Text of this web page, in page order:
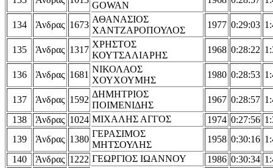
GOWAN
134 Άνδρας 1673
ΑΘΑΝΑΣΙΟΣ
ΧΑΝΤΖΑΡΟΠΟΥΛΟΣ
1977 0:29:03
135 Άνδρας 1317
ΧΡΗΣΤΟΣ
ΚΟΥΤΣΑΛΙΑΡΗΣ
1968 0:28:22
136 Άνδρας 1681
ΝΙΚΟΛΑΟΣ
ΧΟΥΧΟΥΜΗΣ
1980 0:28:53
137 Άνδρας 1592
ΔΗΜΗΤΡΙΟΣ
ΠΟΙΜΕΝΙΔΗΣ
1967 0:28:57
138
Άνδρας 1024 ΜΙΧΑΛΗΣ ΑΓΓΟΣ 1974 0:27:56
139
Άνδρας 1380
ΓΕΡΑΣΙΜΟΣ
ΜΗΤΣΟΥΛΗΣ
1958 0:30:16
140
Άνδρας 1222 ΓΕΩΡΓΙΟΣ ΙΩΑΝΝΟΥ 1986 0:30:34